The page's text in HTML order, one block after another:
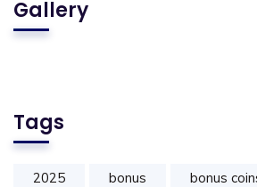
Gallery
Tags
2025 bonus bonus